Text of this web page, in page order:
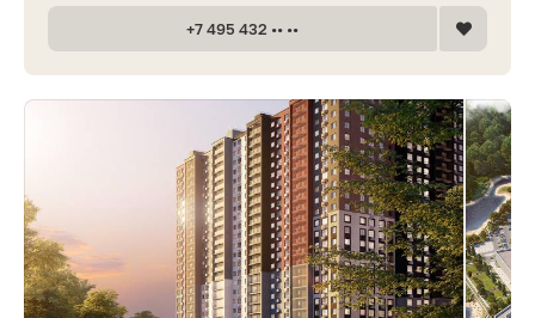
+7 495 432 •• ••